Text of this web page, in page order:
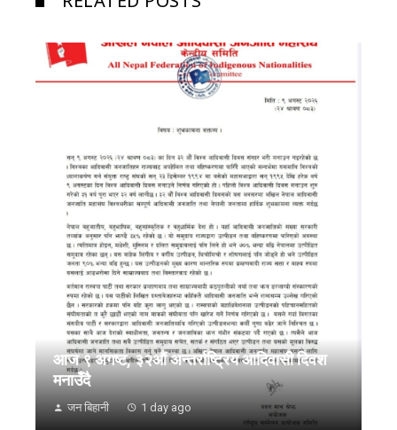
आज ९ अगष्ट, ३२औं अन्तर्राष्ट्रिय आदिवासी दिवश
मनाउँदै
जन बिहानी 1 day ago